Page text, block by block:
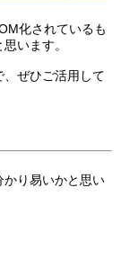
化されているも
います。
ぜひご活用して
かり易いかと思い